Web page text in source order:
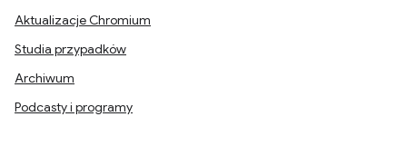
Aktualizacje Chromium
Studia przypadków
Archiwum
Podcasty i programy